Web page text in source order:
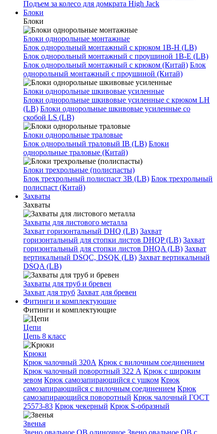
Подъем за колесо для домкрата High Jack
Блоки
Блоки
Блоки однорольные монтажные
Блок однорольный монтажный с крюком 1B-H (LB)
Блок однорольный монтажный с проушиной 1B-E (LB)
Блок однорольный монтажный с крюком (Китай) Блок
однорольный монтажный с проушиной (Китай)
Блоки однорольные шкивовые усиленные
Блоки однорольные шкивовые усиленные с крюком LH
(LB) Блоки однорольные шкивовые усиленные со
скобой LS (LB)
Блоки однорольные траловые
Блок однорольный траловый IB (LB) Блоки
однорольные траловые (Китай)
Блоки трехрольные (полиспасты)
Блок трехрольный полиспаст 3B (LB) Блок трехрольный
полиспаст (Китай)
Захваты
Захваты
Захваты для листового металла
Захват горизонтальный DHQ (LB) Захват
горизонтальный для стопки листов DHQP (LB) Захват
горизонтальный для стопки листов DHQA (LB) Захват
вертикальный DSQC, DSQK (LB) Захват вертикальный
DSQA (LB)
Захваты для труб и бревен
Захват для труб Захват для бревен
Фитинги и комплектующие
Фитинги и комплектующие
Цепи
Цепь 8 класс
Крюки
Крюк чалочный 320А Крюк с вилочным соединением
Крюк чалочный поворотный 322 А Крюк с широким
зевом Крюк самозапирающийся с ушком Крюк
самозапирающийся с вилочным соединением Крюк
самозапирающийся поворотный Крюк чалочный ГОСТ
25573-83 Крюк чекерный Крюк S-образный
Звенья
Звено овальное OB одиночное Звено овальное ОВ с